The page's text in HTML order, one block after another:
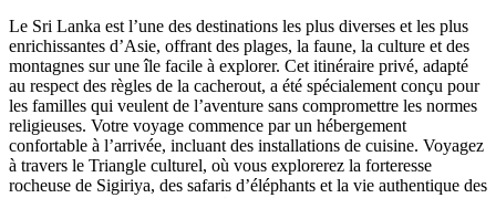
Le Sri Lanka est l’une des destinations les plus diverses et les plus
enrichissantes d’Asie, offrant des plages, la faune, la culture et des
montagnes sur une île facile à explorer. Cet itinéraire privé, adapté
au respect des règles de la cacherout, a été spécialement conçu pour
les familles qui veulent de l’aventure sans compromettre les normes
religieuses. Votre voyage commence par un hébergement
confortable à l’arrivée, incluant des installations de cuisine. Voyagez
à travers le Triangle culturel, où vous explorerez la forteresse
rocheuse de Sigiriya, des safaris d’éléphants et la vie authentique des